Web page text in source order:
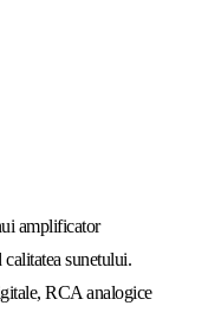
amplificator
sunetului.
RCA analogice